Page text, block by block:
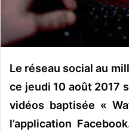
e
Le réseau social au
ce jeudi 10 août 2017
vidéos baptisée «
l’application